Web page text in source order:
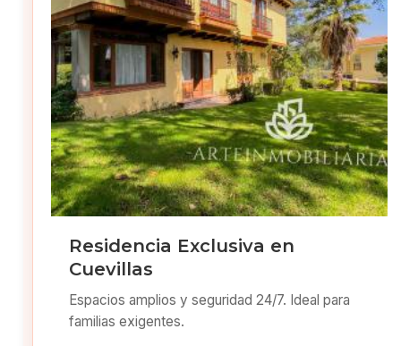
Residencia Exclusiva en
Cuevillas
Espacios amplios y seguridad 24/7. Ideal para
familias exigentes.